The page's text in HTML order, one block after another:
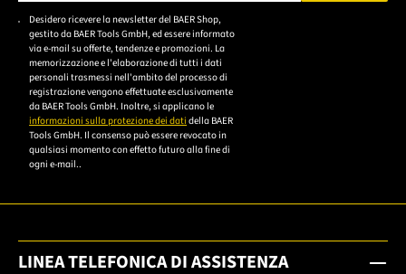
Bitte geben Sie eine gültige E-Mail-Adresse ein.
Desidero ricevere la newsletter del BAER Shop,
gestito da BAER Tools GmbH, ed essere informato
via e-mail su offerte, tendenze e promozioni. La
memorizzazione e l'elaborazione di tutti i dati
personali trasmessi nell'ambito del processo di
registrazione vengono effettuate esclusivamente
da BAER Tools GmbH. Inoltre, si applicano le
informazioni sulla protezione dei dati della BAER
Tools GmbH. Il consenso può essere revocato in
qualsiasi momento con effetto futuro alla fine di
ogni e-mail..
LINEA TELEFONICA DI ASSISTENZA